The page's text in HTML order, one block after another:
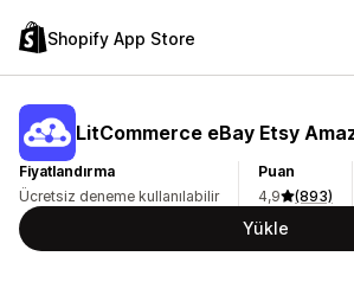
Shopify App Store
LitCommerce eBay Etsy
Fiyatlandırma
Ücretsiz deneme kullanılabilir
Puan
4,9
(893)
Yükle